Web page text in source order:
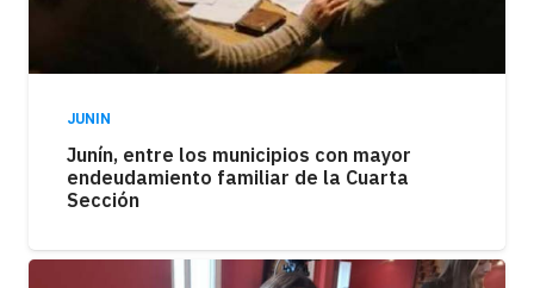
JUNIN
Junín, entre los municipios con mayor
endeudamiento familiar de la Cuarta
Sección